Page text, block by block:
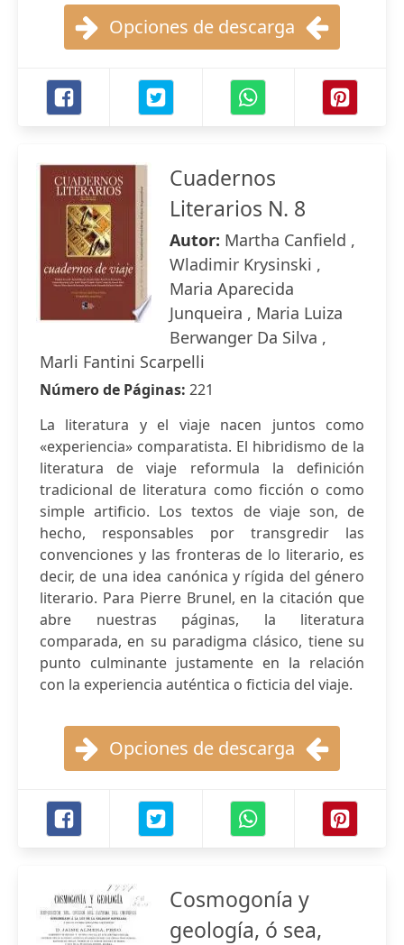
Opciones de descarga
Cuadernos
Literarios N. 8
Autor: Martha Canfield ,
Wladimir Krysinski ,
Maria Aparecida
Junqueira , Maria Luiza
Berwanger Da Silva ,
Marli Fantini Scarpelli
Número de Páginas: 221
La literatura y el viaje nacen juntos como
«experiencia» comparatista. El hibridismo de la
literatura de viaje reformula la definición
tradicional de literatura como ficción o como
simple artificio. Los textos de viaje son, de
hecho, responsables por transgredir las
convenciones y las fronteras de lo literario, es
decir, de una idea canónica y rígida del género
literario. Para Pierre Brunel, en la citación que
abre nuestras páginas, la literatura
comparada, en su paradigma clásico, tiene su
punto culminante justamente en la relación
con la experiencia auténtica o ficticia del viaje.
Opciones de descarga
Cosmogonía y
geología, ó sea,